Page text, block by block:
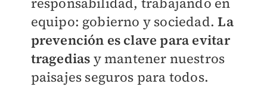
equipo: gobierno y sociedad.La
prevención es clave para evitar
tragedias y mantener nuestros
paisajes seguros para todos.